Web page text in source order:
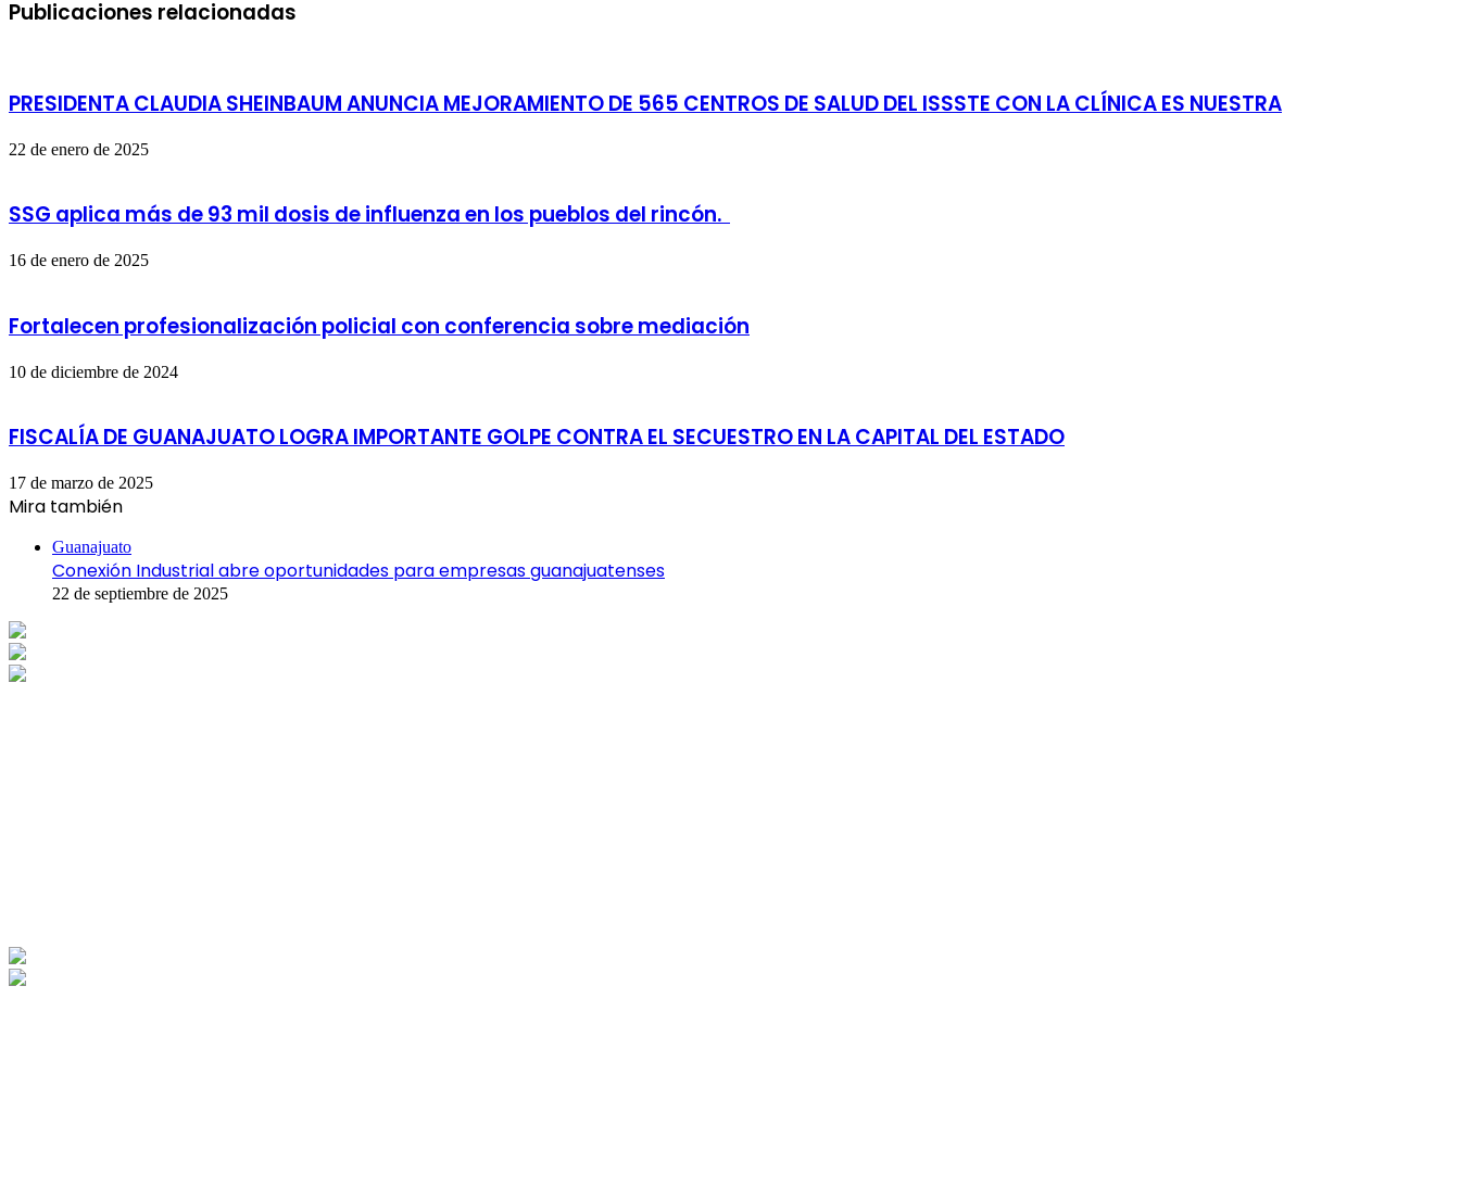
Publicaciones relacionadas
PRESIDENTA CLAUDIA SHEINBAUM ANUNCIA MEJORAMIENTO DE 565 CENTROS DE SALUD DEL ISSSTE CON LA CLÍNICA ES NUESTRA
22 de enero de 2025
SSG aplica más de 93 mil dosis de influenza en los pueblos del rincón.
16 de enero de 2025
Fortalecen profesionalización policial con conferencia sobre mediación
10 de diciembre de 2024
FISCALÍA DE GUANAJUATO LOGRA IMPORTANTE GOLPE CONTRA EL SECUESTRO EN LA CAPITAL DEL ESTADO
17 de marzo de 2025
Mira también
Guanajuato
Conexión Industrial abre oportunidades para empresas guanajuatenses
22 de septiembre de 2025